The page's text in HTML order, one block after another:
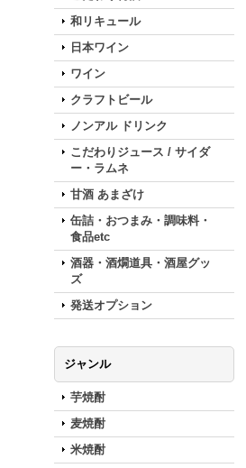
和リキュール
日本ワイン
ワイン
クラフトビール
ノンアル ドリンク
こだわりジュース / サイダ
ー・ラムネ
甘酒 あまざけ
缶詰・おつまみ・調味料・
食品etc
酒器・酒燗道具・酒屋グッ
ズ
発送オプション
ジャンル
芋焼酎
麦焼酎
米焼酎